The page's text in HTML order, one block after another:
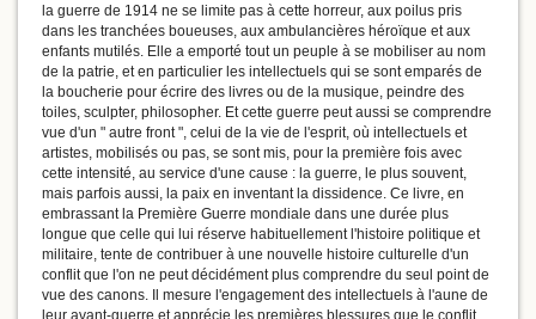
la guerre de 1914 ne se limite pas à cette horreur, aux poilus pris
dans les tranchées boueuses, aux ambulancières héroïque et aux
enfants mutilés. Elle a emporté tout un peuple à se mobiliser au nom
de la patrie, et en particulier les intellectuels qui se sont emparés de
la boucherie pour écrire des livres ou de la musique, peindre des
toiles, sculpter, philosopher. Et cette guerre peut aussi se comprendre
vue d'un " autre front ", celui de la vie de l'esprit, où intellectuels et
artistes, mobilisés ou pas, se sont mis, pour la première fois avec
cette intensité, au service d'une cause : la guerre, le plus souvent,
mais parfois aussi, la paix en inventant la dissidence. Ce livre, en
embrassant la Première Guerre mondiale dans une durée plus
longue que celle qui lui réserve habituellement l'histoire politique et
militaire, tente de contribuer à une nouvelle histoire culturelle d'un
conflit que l'on ne peut décidément plus comprendre du seul point de
vue des canons. Il mesure l'engagement des intellectuels à l'aune de
leur avant-guerre et apprécie les premières blessures que le conflit